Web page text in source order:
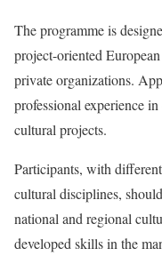
The programme is
project-oriented
private organizations.
professional experience
cultural projects.
Participants, with
cultural disciplines,
national and regional
developed skills in the